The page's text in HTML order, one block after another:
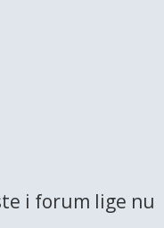
i forum lige nu